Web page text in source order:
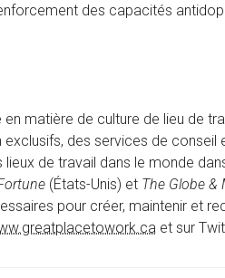
des capacités
matière de culture de lieu de
exclusifs, des services de
de travail dans le monde
(États-Unis) et The Globe &
pour créer, maintenir et
et sur